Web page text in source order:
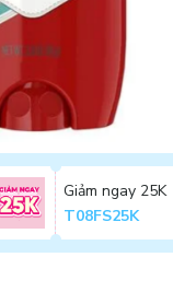
Giảm ngay 25K
T08FS25K